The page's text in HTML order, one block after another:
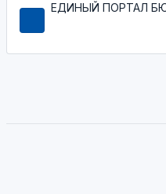
ЕДИНЫЙ ПОРТАЛ